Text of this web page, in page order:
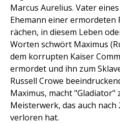
Marcus Aurelius. Vater
Ehemann einer ermordeten
rächen, in diesem Leben
Worten schwört Maximus
dem korrupten Kaiser
ermordet und ihn zum
Russell Crowe
Maximus, macht "Gladiator"
Meisterwerk, das auch nach
verloren hat.